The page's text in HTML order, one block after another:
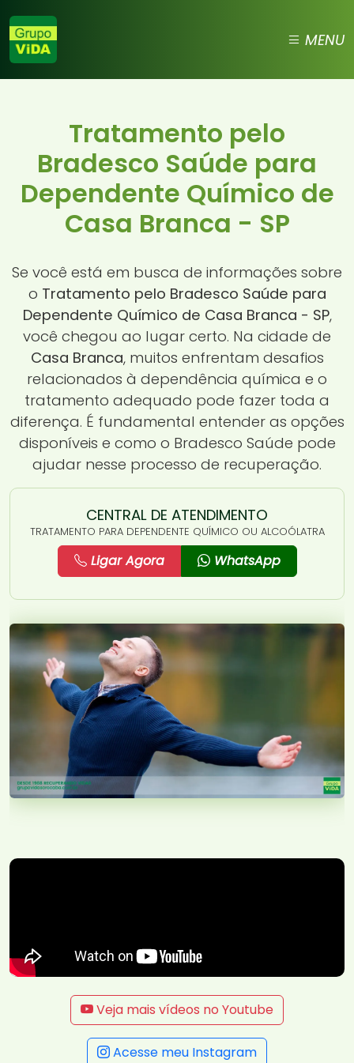
MENU
Tratamento pelo
Bradesco Saúde para
Dependente Químico de
Casa Branca - SP
Se você está em busca de informações sobre
o Tratamento pelo Bradesco Saúde para
Dependente Químico de Casa Branca - SP,
você chegou ao lugar certo. Na cidade de
Casa Branca, muitos enfrentam desafios
relacionados à dependência química e o
tratamento adequado pode fazer toda a
diferença. É fundamental entender as opções
disponíveis e como o Bradesco Saúde pode
ajudar nesse processo de recuperação.
CENTRAL DE ATENDIMENTO
TRATAMENTO PARA DEPENDENTE QUÍMICO OU ALCOÓLATRA
Ligar Agora WhatsApp
Veja mais vídeos no Youtube
Acesse meu Instagram